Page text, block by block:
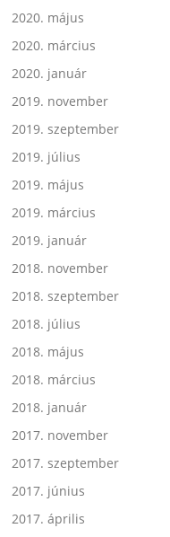
2020. május
2020. március
2020. január
2019. november
2019. szeptember
2019. július
2019. május
2019. március
2019. január
2018. november
2018. szeptember
2018. július
2018. május
2018. március
2018. január
2017. november
2017. szeptember
2017. június
2017. április